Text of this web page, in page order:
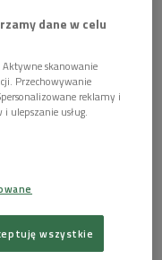
z okazji 210.
z
dane w celu
skanowanie
Przechowywanie
reklamy i
ulepszanie usług.
wszystkie